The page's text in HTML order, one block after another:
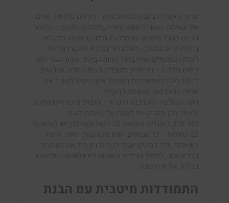
פרקי האנגלית במבחן הפסיכומטרי כוללים שלושה סוגים
של שאלות: הסוג הראשון הוא השלמת משפטים – כלומר
הנבחן מקבל משפט שחסרה בו מילה (באמצע המשפט,
בתחילתו או בסופו), ויש לבחור מבין 4 אפשרויות את
המילה שתשלים אותו בדרך הטובה ביותר. הסוג השני הוא
ניסוח מחדש – הנבחנים מקבלים משפט מלא, ונדרשים
לבחור מבין האפשרויות השונות איזה ניסוח מעביר את
אותה מהות כמו המשפט המקורי.
הסוג השלישי הוא הבנת הנקרא – הנבחנים קוראים טקסט
ולאחר מכן מתבקשים לענות על שאלות לגביו.
לכל פרק באנגלית מוקצות 20 דקות ובמהלכן יש לענות על
22 שאלות – כך שמוטיב הזמן משמעותי מאוד. תרגול
השאלות מכל הסוגים יעזור לכם להבין מיד את העיקרון
בכל שאלה, לפסול בזריזות תשובות לא רלוונטיות ולמצוא
בקלות את זו הנכונה.
התמודדות מיטבית עם הבנת